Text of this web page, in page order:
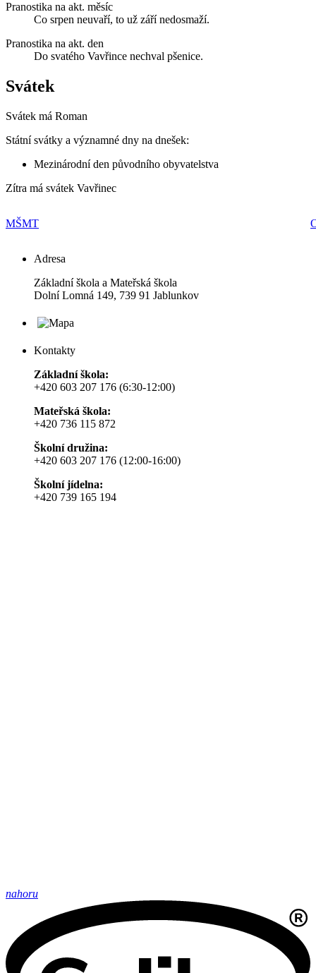
Pranostika na akt. měsíc
Co srpen neuvaří, to už září nedosmaží.
Pranostika na akt. den
Do svatého Vavřince nechval pšenice.
Svátek
Svátek má Roman
Státní svátky a významné dny na dnešek:
Mezinárodní den původního obyvatelstva
Zítra má svátek Vavřinec
MŠMT
Adresa
Základní škola a Mateřská škola
Dolní Lomná 149, 739 91 Jablunkov
Kontakty
Základní škola:
+420 603 207 176 (6:30-12:00)
Mateřská škola:
+420 736 115 872
Školní družina:
+420 603 207 176 (12:00-16:00)
Školní jídelna:
+420 739 165 194
nahoru